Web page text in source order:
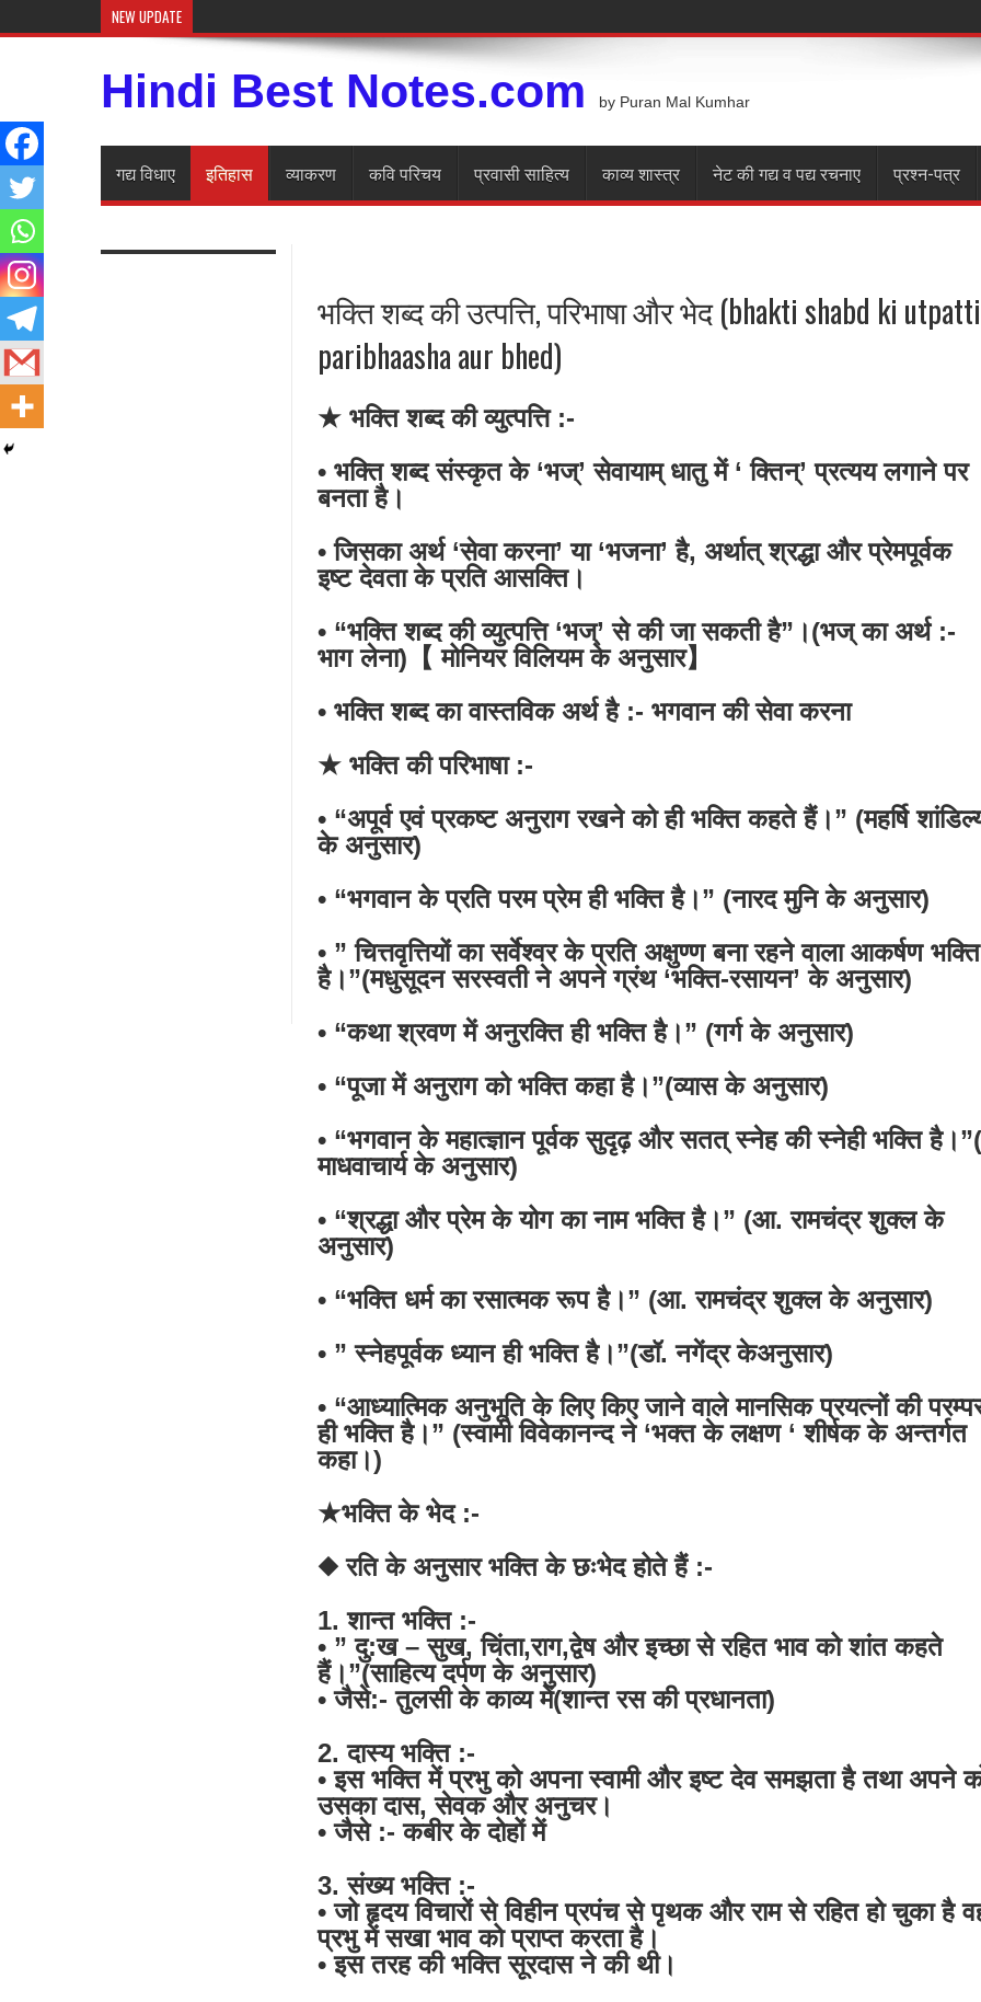
NEW UPDATE
Hindi Best Notes.com by Puran Mal Kumhar
गद्य विधाए इतिहास व्याकरण कवि परिचय प्रवासी साहित्य काव्य शास्त्र नेट की गद्य व पद्य रचनाए प्रश्न-पत्र
भक्ति शब्द की उत्पत्ति, परिभाषा और भेद (bhakti shabd ki
paribhaasha aur bhed)
★ भक्ति शब्द की व्युत्पत्ति :-
• भक्ति शब्द संस्कृत के ‘भज्’ सेवायाम् धातु में ‘ क्तिन्’ प्रत्यय लगाने पर
बनता है।
• जिसका अर्थ ‘सेवा करना’ या ‘भजना’ है, अर्थात् श्रद्धा और प्रेमपूर्वक
इष्ट देवता के प्रति आसक्ति।
• “भक्ति शब्द की व्युत्पत्ति ‘भज्’ से की जा सकती है”।(भज् का अर्थ :-
भाग लेना)【 मोनियर विलियम के अनुसार】
• भक्ति शब्द का वास्तविक अर्थ है :- भगवान की सेवा करना
★ भक्ति की परिभाषा :-
• “अपूर्व एवं प्रकष्ट अनुराग रखने को ही भक्ति कहते हैं।” (महर्षि
के अनुसार)
• “भगवान के प्रति परम प्रेम ही भक्ति है।” (नारद मुनि के अनुसार)
• ” चित्तवृत्तियों का सर्वेश्वर के प्रति अक्षुण्ण बना रहने वाला आकर्षण भक्ति
है।”(मधुसूदन सरस्वती ने अपने ग्रंथ ‘भक्ति-रसायन’ के अनुसार)
• “कथा श्रवण में अनुरक्ति ही भक्ति है।” (गर्ग के अनुसार)
• “पूजा में अनुराग को भक्ति कहा है।”(व्यास के अनुसार)
• “भगवान के महात्ज्ञान पूर्वक सुदृढ़ और सतत् स्नेह की स्नेही भक्ति है।”(
माधवाचार्य के अनुसार)
• “श्रद्धा और प्रेम के योग का नाम भक्ति है।” (आ. रामचंद्र शुक्ल के
अनुसार)
• “भक्ति धर्म का रसात्मक रूप है।” (आ. रामचंद्र शुक्ल के अनुसार)
• ” स्नेहपूर्वक ध्यान ही भक्ति है।”(डॉ. नगेंद्र केअनुसार)
• “आध्यात्मिक अनुभूति के लिए किए जाने वाले मानसिक प्रयत्नों की
ही भक्ति है।” (स्वामी विवेकानन्द ने ‘भक्त के लक्षण ‘ शीर्षक के अन्तर्गत
कहा।)
★भक्ति के भेद :-
◆ रति के अनुसार भक्ति के छःभेद होते हैं :-
1. शान्त भक्ति :-
• ” दु:ख – सुख, चिंता,राग,द्वेष और इच्छा से रहित भाव को शांत कहते
हैं।”(साहित्य दर्पण के अनुसार)
• जैसे:- तुलसी के काव्य में(शान्त रस की प्रधानता)
2. दास्य भक्ति :-
• इस भक्ति में प्रभु को अपना स्वामी और इष्ट देव समझता है तथा अपने
उसका दास, सेवक और अनुचर।
• जैसे :- कबीर के दोहों में
3. संख्य भक्ति :-
• जो हृदय विचारों से विहीन प्रपंच से पृथक और राम से रहित हो चुका है
प्रभु में सखा भाव को प्राप्त करता है।
• इस तरह की भक्ति सूरदास ने की थी।